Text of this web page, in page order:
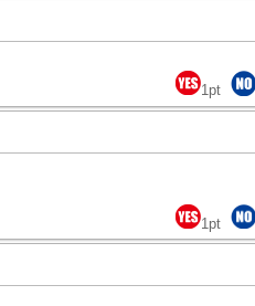
1pt
1pt